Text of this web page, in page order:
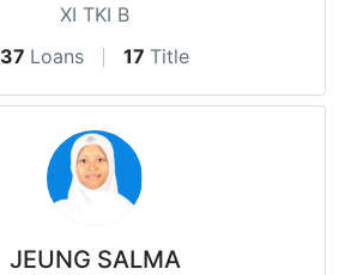
XI TKI B
37 Loans 17 Title
JEUNG SALMA